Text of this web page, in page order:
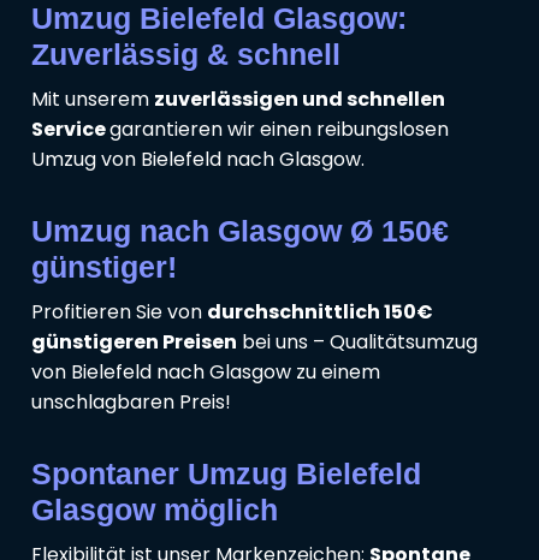
Umzug Bielefeld Glasgow:
Zuverlässig & schnell
Mit unserem zuverlässigen und schnellen
Servicegarantieren wir einen reibungslosen
Umzug von Bielefeld nach Glasgow.
Umzug nach Glasgow Ø 150€
günstiger!
Profitieren Sie von durchschnittlich 150€
günstigeren Preisen bei uns – Qualitätsumzug
von Bielefeld nach Glasgow zu einem
unschlagbaren Preis!
Spontaner Umzug Bielefeld
Glasgow möglich